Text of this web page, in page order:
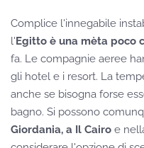
Complice l'innegabile
l'Egitto è una mèta poco
fa. Le compagnie aeree
gli hotel e i resort. La
anche se bisogna forse
bagno. Si possono
Giordania, a Il Cairo e